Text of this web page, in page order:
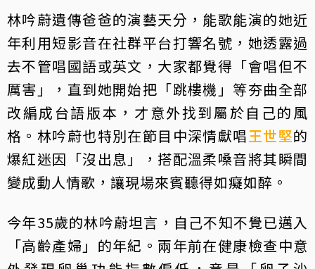
林吟蔚遺傳爸爸的演藝天分，能歌能演的她近
年利用短影音在社群平台打響名號，她透露過
去不管唱國語或英文，大家都覺得「會唱但不
厲害」，直到她開始把「跳樓機」等夯曲全部
改編成台語版本，才意外找到屬於自己的風
格。林吟蔚也特別在節目中深情獻唱王世堅的
爆紅迷因「沒出息」，搭配溫柔嗓音將其瞬間
變成動人情歌，讓現場來賓聽得如癡如醉。
今年35歲的林吟蔚坦言，自己不知不覺已邁入
「高齡產婦」的年紀。兩年前在健康檢查中意